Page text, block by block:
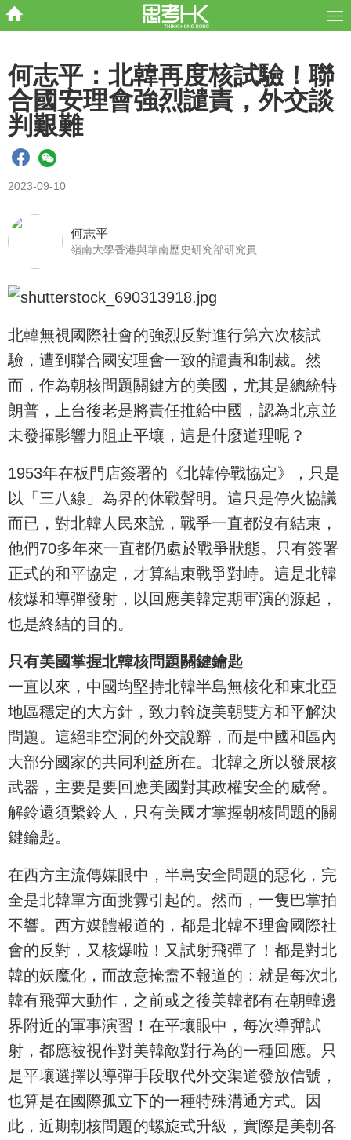
何志平：北韓再度核試驗！聯
合國安理會強烈譴責，外交談
判艱難
2023-09-10
何志平
嶺南大學香港與華南歷史研究部研究員
北韓無視國際社會的強烈反對進行第六次核試
驗，遭到聯合國安理會一致的譴責和制裁。然
而，作為朝核問題關鍵方的美國，尤其是總統特
朗普，上台後老是將責任推給中國，認為北京並
未發揮影響力阻止平壤，這是什麼道理呢？
1953年在板門店簽署的《北韓停戰協定》，只是
以「三八線」為界的休戰聲明。這只是停火協議
而已，對北韓人民來說，戰爭一直都沒有結束，
他們70多年來一直都仍處於戰爭狀態。只有簽署
正式的和平協定，才算結束戰爭對峙。這是北韓
核爆和導彈發射，以回應美韓定期軍演的源起，
也是終結的目的。
只有美國掌握北韓核問題關鍵鑰匙
一直以來，中國均堅持北韓半島無核化和東北亞
地區穩定的大方針，致力斡旋美朝雙方和平解決
問題。這絕非空洞的外交說辭，而是中國和區內
大部分國家的共同利益所在。北韓之所以發展核
武器，主要是要回應美國對其政權安全的威脅。
解鈴還須繫鈴人，只有美國才掌握朝核問題的關
鍵鑰匙。
在西方主流傳媒眼中，半島安全問題的惡化，完
全是北韓單方面挑釁引起的。然而，一隻巴掌拍
不響。西方媒體報道的，都是北韓不理會國際社
會的反對，又核爆啦！又試射飛彈了！都是對北
韓的妖魔化，而故意掩盍不報道的：就是每次北
韓有飛彈大動作，之前或之後美韓都有在朝韓邊
界附近的軍事演習！在平壤眼中，每次導彈試
射，都應被視作對美韓敵對行為的一種回應。只
是平壤選擇以導彈手段取代外交渠道發放信號，
也算是在國際孤立下的一種特殊溝通方式。因
此，近期朝核問題的螺旋式升級，實際是美朝各